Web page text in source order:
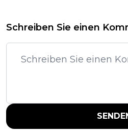
Schreiben Sie einen